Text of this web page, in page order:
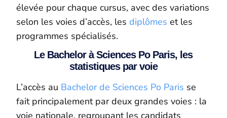
élevée pour chaque cursus, avec des variations
selon les voies d’accès, lesdiplômes et les
programmes spécialisés.
Le Bachelor à Sciences Po Paris, les
statistiques par voie
L’accès au Bachelor de Sciences Po Paris se
fait principalement par deux grandes voies : la
voie nationale, regroupant les candidats